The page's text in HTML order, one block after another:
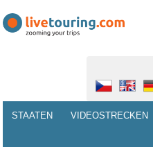
STAATEN VIDEOSTRECKEN